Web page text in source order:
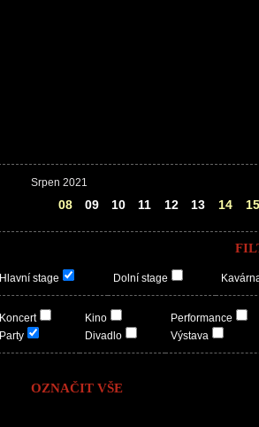
Srpen 2021
08 09 10 11 12 13 14 15
Hlavní stage Dolní stage
Koncert
Party
Kino
Divadlo
Performance
Výstava
OZNAČIT VŠE